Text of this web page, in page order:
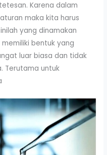
Karena dalam
maka kita harus
yang dinamakan
bentuk yang
luar biasa dan tidak
Terutama untuk